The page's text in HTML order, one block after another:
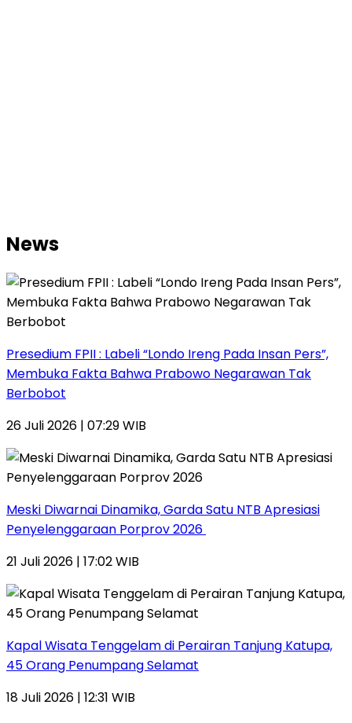
News
Presedium FPII : Labeli “Londo Ireng Pada Insan Pers”,
Membuka Fakta Bahwa Prabowo Negarawan Tak
Berbobot
26 Juli 2026 | 07:29 WIB
Meski Diwarnai Dinamika, Garda Satu NTB Apresiasi
Penyelenggaraan Porprov 2026 ‎
21 Juli 2026 | 17:02 WIB
Kapal Wisata Tenggelam di Perairan Tanjung Katupa,
45 Orang Penumpang Selamat
18 Juli 2026 | 12:31 WIB